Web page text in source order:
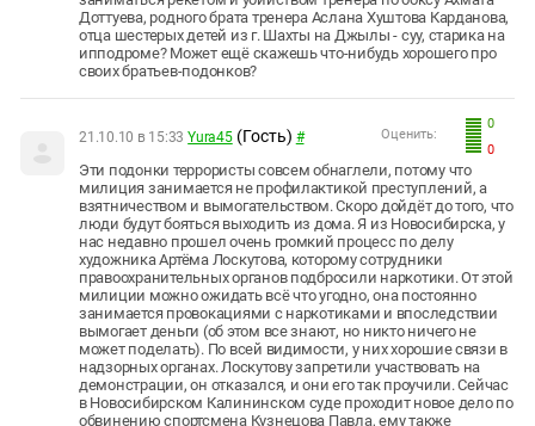
Доттуева, родного брата тренера Аслана Хуштова Карданова,
отца шестерых детей из г. Шахты на Джылы - суу, старика на
ипподроме? Может ещё скажешь что-нибудь хорошего про
своих братьев-подонков?
0
0
Оценить:
21.10.10 в 15:33 Yura45 (Гость) #
Эти подонки террористы совсем обнаглели, потому что
милиция занимается не профилактикой преступлений, а
взятничеством и вымогательством. Скоро дойдёт до того, что
люди будут бояться выходить из дома. Я из Новосибирска, у
нас недавно прошел очень громкий процесс по делу
художника Артёма Лоскутова, которому сотрудники
правоохранительных органов подбросили наркотики. От этой
милиции можно ожидать всё что угодно, она постоянно
занимается провокациями с наркотиками и впоследствии
вымогает деньги (об этом все знают, но никто ничего не
может поделать). По всей видимости, у них хорошие связи в
надзорных органах. Лоскутову запретили участвовать на
демонстрации, он отказался, и они его так проучили. Сейчас
в Новосибирском Калининском суде проходит новое дело по
обвинению спортсмена Кузнецова Павла, ему также